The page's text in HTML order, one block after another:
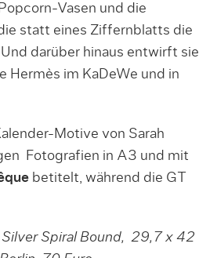
Vasen und die
statt eines Ziffernblatts die
darüber hinaus entwirft sie
Hermès im KaDeWe und in
Motive von Sarah
Fotografien in A3 und mit
betitelt, während die GT
Spiral Bound, 29,7 x 42